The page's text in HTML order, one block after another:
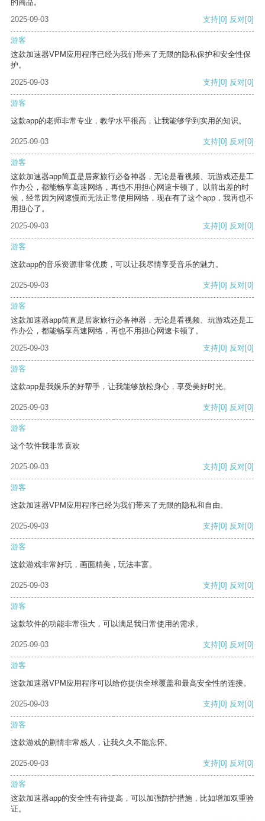
的商品。
2025-09-03
支持[0] 反对[0]
游客
这款加速器VPM应用程序已经为我们带来了无限的隐私保护和安全性保
护。
2025-09-03
支持[0] 反对[0]
游客
这款app的老师非常专业，教学水平很高，让我能够学到实用的知识。
2025-09-03 支持[0] 反对[0]
游客
这款加速器app简直是居家旅行必备神器，无论是看视频、玩游戏还是工
作办公，都能畅享高速网络，再也不用担心网速卡顿了。以前出差的时
候，经常因为网速慢而无法正常使用网络，现在有了这个app，我再也不
用担心了。
2025-09-03
支持[0] 反对[0]
游客
这款app的音乐资源非常优质，可以让我尽情享受音乐的魅力。
2025-09-03 支持[0] 反对[0]
游客
这款加速器app简直是居家旅行必备神器，无论是看视频、玩游戏还是工
作办公，都能畅享高速网络，再也不用担心网速卡顿了。
2025-09-03
支持[0] 反对[0]
游客
这款app是我娱乐的好帮手，让我能够放松身心，享受美好时光。
2025-09-03 支持[0] 反对[0]
游客
这个软件我非常喜欢
2025-09-03 支持[0] 反对[0]
游客
这款加速器VPM应用程序已经为我们带来了无限的隐私和自由。
2025-09-03 支持[0] 反对[0]
游客
这款游戏非常好玩，画面精美，玩法丰富。
2025-09-03 支持[0] 反对[0]
游客
这款软件的功能非常强大，可以满足我日常使用的需求。
2025-09-03 支持[0] 反对[0]
游客
这款加速器VPM应用程序可以给你提供全球覆盖和最高安全性的连接。
2025-09-03 支持[0] 反对[0]
游客
这款游戏的剧情非常感人，让我久久不能忘怀。
2025-09-03 支持[0] 反对[0]
游客
这款加速器app的安全性有待提高，可以加强防护措施，比如增加双重验
证。